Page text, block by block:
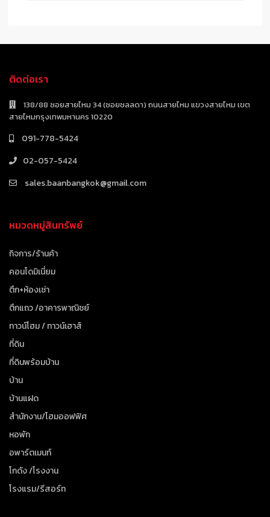
ติดต่อเรา
138/88 ซอยสายไหม 34 (ซอยชลลดา) ถนนสายไหม แขวงสายไหม เขต
สายไหมกรุงเทพมหานคร 10220
091-778-5424
02-057-5424
sales.baanbangkok@gmail.com
หมวดหมู่สินทรัพย์
กิจการ/ร้านค้า
คอนโดมิเนี่ยม
ตึก+ห้องเช่า
ตึกแถว /อาคารพาณิชย์
ทาวน์โฮม / ทาวน์เฮาส์
ที่ดิน
ที่ดินพร้อมบ้าน
บ้าน
บ้านแฝด
สำนักงาน/โฮมออฟฟิศ
หอพัก
อพาร์ตเมนท์
โกดัง /โรงงาน
โรงแรม/รีสอร์ท